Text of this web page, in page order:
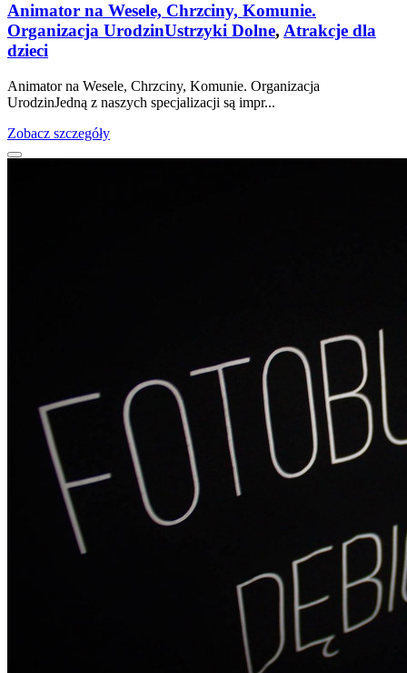
Animator na Wesele, Chrzciny, Komunie.
Organizacja UrodzinUstrzyki Dolne, Atrakcje dla
dzieci
Animator na Wesele, Chrzciny, Komunie. Organizacja
UrodzinJedną z naszych specjalizacji są impr...
Zobacz szczegóły